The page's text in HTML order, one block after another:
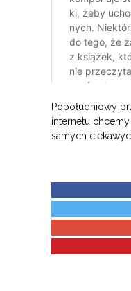
Popołudniowy
internetu
samych